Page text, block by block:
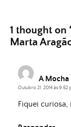
1 thought on
Marta
A Mocha
Outubro 21, 2014 às 9:52
Fiquei